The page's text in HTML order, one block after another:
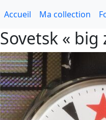
Accueil Ma collection
Sovetsk « big